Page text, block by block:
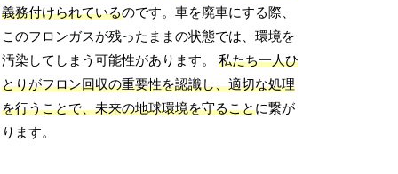
義務付けられているのです。車を廃車にする際、
このフロンガスが残ったままの状態では、環境を
汚染してしまう可能性があります。私たち一人ひ
とりがフロン回収の重要性を認識し、適切な処理
を行うことで、未来の地球環境を守ることに繋が
ります。